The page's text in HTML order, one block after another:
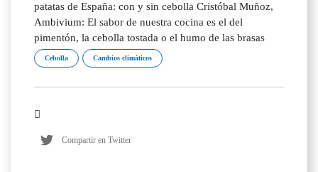
patatas de España: con y sin cebolla Cristóbal Muñoz,
Ambivium: El sabor de nuestra cocina es el del
pimentón, la cebolla tostada o el humo de las brasas
Cebolla Cambios climáticos
Compartir en Twitter